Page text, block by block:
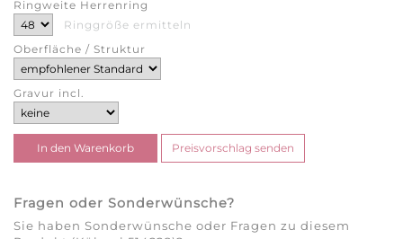
Ringweite Herrenring
Ringgröße ermitteln
Oberfläche / Struktur
Gravur incl.
Fragen oder Sonderwünsche?
Sie haben Sonderwünsche oder Fragen zu diesem